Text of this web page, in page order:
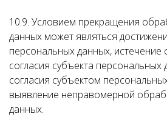
10.9. Условием прекращения
данных может являться
персональных данных, истечение
согласия субъекта персональных
согласия субъектом
выявление неправомерной
данных.